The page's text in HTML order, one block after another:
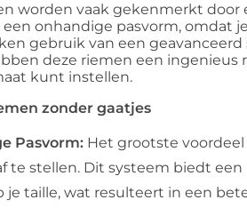
worden vaak gekenmerkt
onhandige pasvorm, omdat
gebruik van een
deze riemen een
kunt instellen.
zonder gaatjes
Pasvorm: Het grootste
te stellen. Dit systeem biedt
taille, wat resulteert in een